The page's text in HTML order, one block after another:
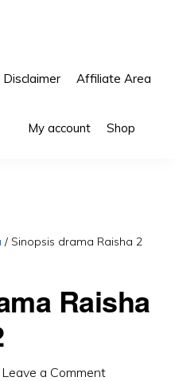
Disclaimer Affiliate Area
My account Shop
/ Sinopsis drama Raisha 2
Raisha
Leave a Comment